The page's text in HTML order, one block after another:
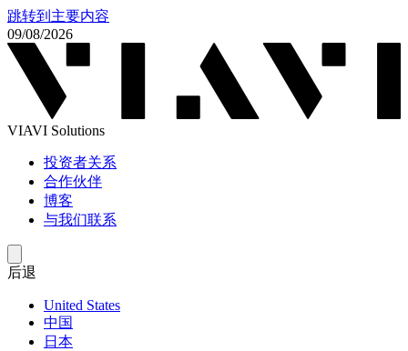
跳转到主要内容
09/08/2026
VIAVI Solutions
投资者关系
合作伙伴
博客
与我们联系
后退
United States
中国
日本